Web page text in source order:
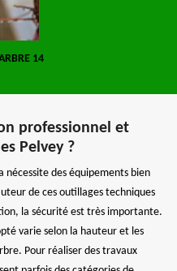
14
professionnel et
Pelvey ?
nécessite des équipements bien
de ces outillages techniques
la sécurité est très importante.
varie selon la hauteur et les
Pour réaliser des travaux